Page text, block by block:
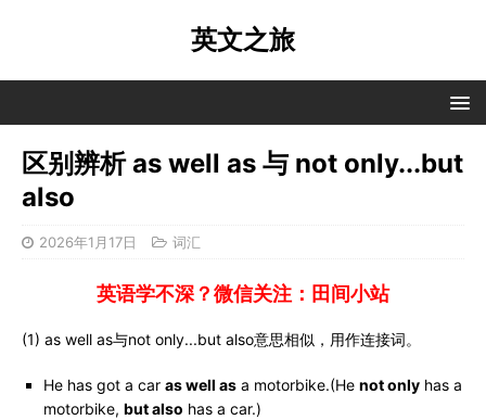
英文之旅
区别辨析 as well as 与 not only...but
also
2026年1月17日 词汇
英语学不深？微信关注：田间小站
(1) as well as与not only...but also意思相似，用作连接词。
He has got a car as well as a motorbike.(He not only has a
motorbike, but also has a car.)